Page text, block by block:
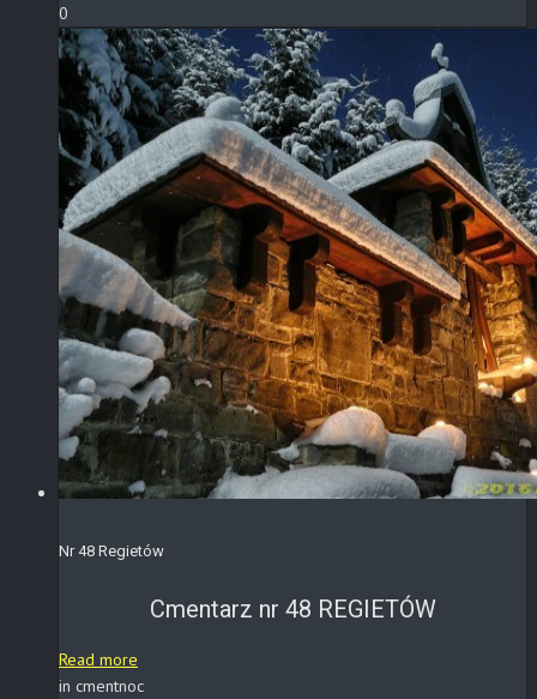
0
Nr 48 Regietów
Cmentarz nr 48 REGIETÓW
Read more
in cmentnoc